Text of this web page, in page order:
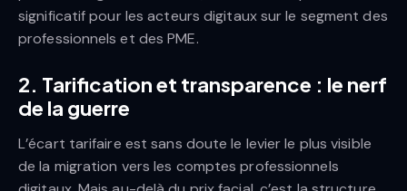
significatif pour les acteurs digitaux sur le segment des
professionnels et des PME.
2. Tarification et transparence : le nerf
de la guerre
L’écart tarifaire est sans doute le levier le plus visible
de la migration vers les comptes professionnels